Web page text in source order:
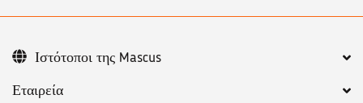
Εταιρεία
Ιστότοποι της Mascus